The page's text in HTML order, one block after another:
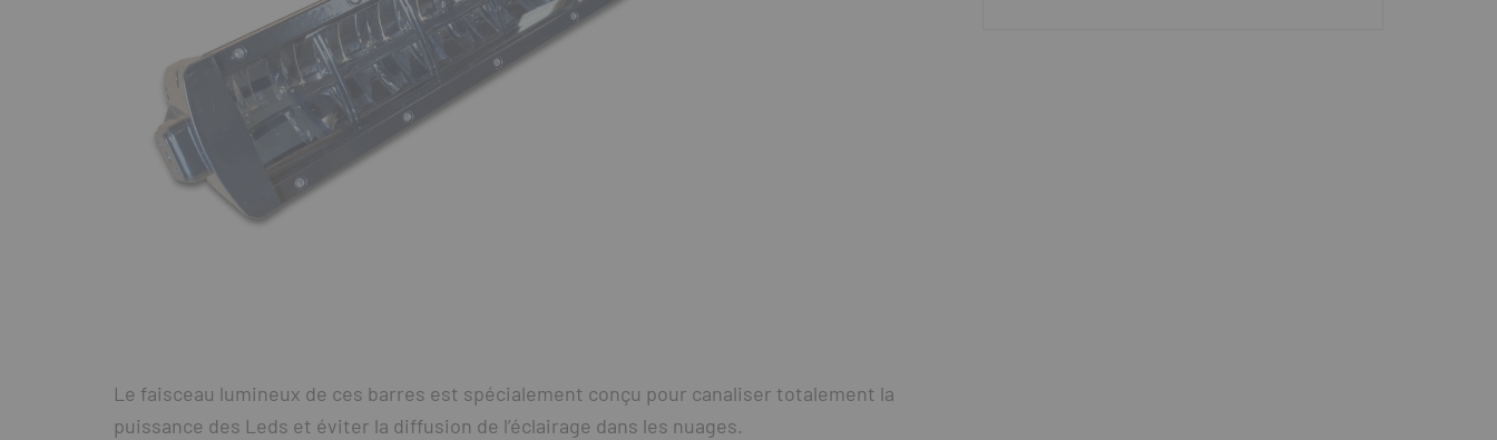
Le faisceau lumineux de ces barres est spécialement conçu pour canaliser totalement la
puissance des Leds et éviter la diffusion de l’éclairage dans les nuages.